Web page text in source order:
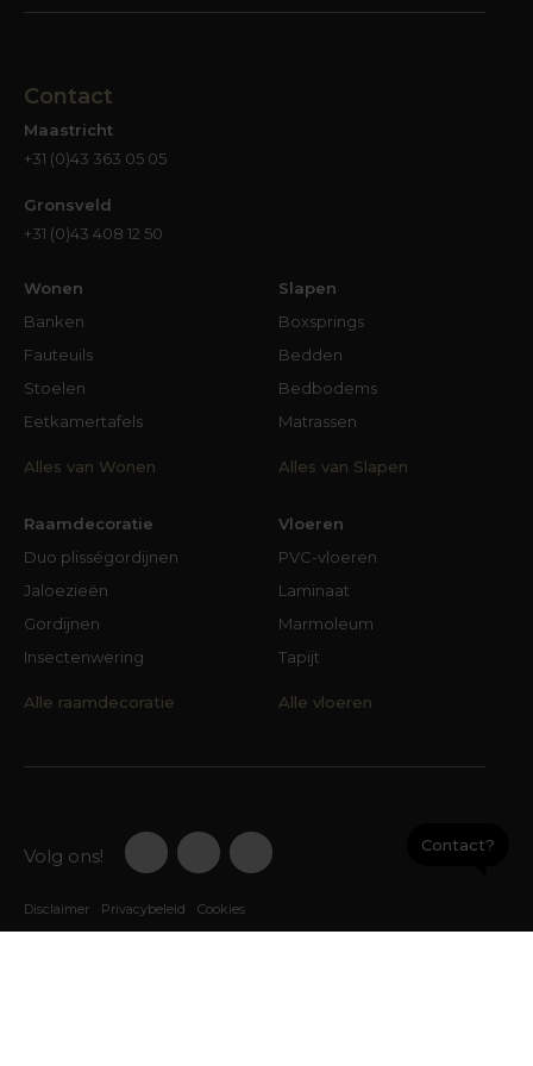
Contact
Maastricht
+31 (0)43 363 05 05
Gronsveld
+31 (0)43 408 12 50
Wonen
Banken
Fauteuils
Stoelen
Eetkamertafels
Alles van Wonen
Slapen
Boxsprings
Bedden
Bedbodems
Matrassen
Alles van Slapen
Raamdecoratie
Duo plisségordijnen
Jaloezieën
Gordijnen
Insectenwering
Alle raamdecoratie
Vloeren
PVC-vloeren
Laminaat
Marmoleum
Tapijt
Alle vloeren
Volg ons!
Disclaimer Privacybeleid Cookies
Contact?